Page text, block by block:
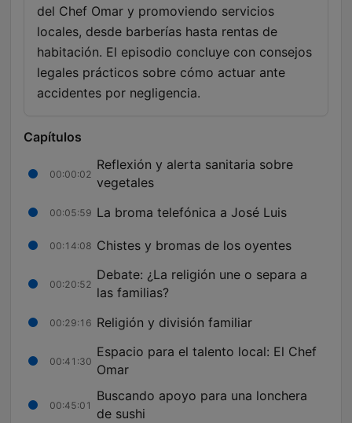
del Chef Omar y promoviendo servicios
locales, desde barberías hasta rentas de
habitación. El episodio concluye con consejos
legales prácticos sobre cómo actuar ante
accidentes por negligencia.
Capítulos
00:00:02
Reflexión y alerta sanitaria sobre
vegetales
00:05:59 La broma telefónica a José Luis
00:14:08 Chistes y bromas de los oyentes
00:20:52
Debate: ¿La religión une o separa a
las familias?
00:29:16 Religión y división familiar
00:41:30
Espacio para el talento local: El Chef
Omar
00:45:01
Buscando apoyo para una lonchera
de sushi